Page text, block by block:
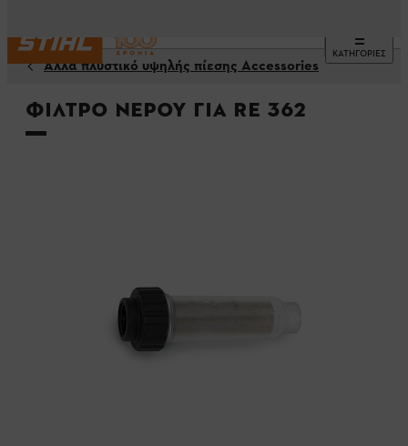
ΚΑΤΗΓΟΡΙΕΣ
Άλλα πλυστικό υψηλής πίεσης Accessories
Φίλτρο νερού για RE 362